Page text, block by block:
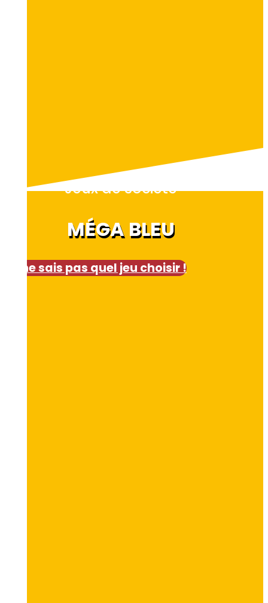
Jeux de société
MÉGA BLEU
Je ne sais pas quel jeu choisir !